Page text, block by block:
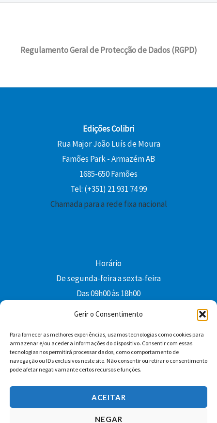
Gerir o Consentimento
Para fornecer as melhores experiências, usamos tecnologias como cookies para
armazenar e/ou aceder a informações do dispositivo. Consentir com essas
tecnologias nos permitirá processar dados, como comportamento de
navegação ou IDs exclusivos neste site. Não consentir ou retirar o consentimento
pode afetar negativamante certos recursos e funções.
ACEITAR
NEGAR
Regulamento Geral de Protecção de Dados (RGPD)
Edições Colibri
Rua Major João Luís de Moura
Famões Park - Armazém AB
1685-650 Famões
Tel: (+351) 21 931 74 99
Chamada para a rede fixa nacional
Horário
De segunda-feira a sexta-feira
Das 09h00 às 18h00
Facebook YouTube Instagram
Whatsapp
Condições Gerais de Venda